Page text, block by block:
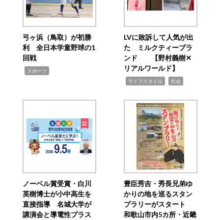
弓ヶ浜（鳥取）が初勝
利 全日本学童野球の1
回戦
スポーツ
LVに敗訴して人気が出
た ミルクティーブラ
ンド 【野村義樹✕
リアルワールド】
ライフスタイル 社会
ノーベル賞受賞・白川
英樹博士が小中高生を
直接指導 名城大学が
講演会と導電性プラス
豊臣秀吉・秀長兄弟ゆ
かりの地を巡るスタン
プラリーがスタート
和歌山市内5カ所・近畿